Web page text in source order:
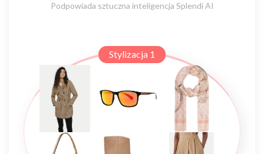
Podpowiada sztuczna inteligencja Splendi AI
Stylizacja 1